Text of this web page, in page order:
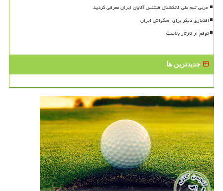
افتخاری دیگر برای اسکواش ایران
توقع از تارتار بالاست
جدیدترین ها